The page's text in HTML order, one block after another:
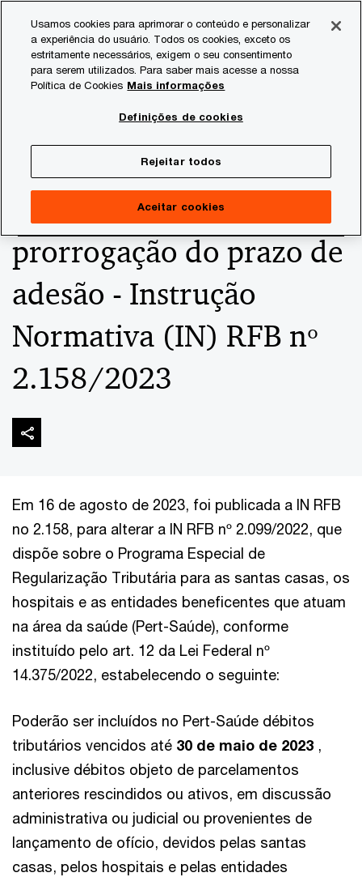
content
footer
Consultoria Tributária
PERT-Saúde - Alterações
- Data limite de débitos
parceláveis e
prorrogação do prazo de
adesão - Instrução
Normativa (IN) RFB nº
2.158/2023
Em 16 de agosto de 2023, foi publicada a IN RFB
no 2.158, para alterar a IN RFB nº 2.099/2022, que
dispõe sobre o Programa Especial de
Regularização Tributária para as santas casas, os
hospitais e as entidades beneficentes que atuam
na área da saúde (Pert-Saúde), conforme
instituído pelo art. 12 da Lei Federal nº
14.375/2022, estabelecendo o seguinte:
Poderão ser incluídos no Pert-Saúde débitos
tributários vencidos até 30 de maio de 2023 ,
inclusive débitos objeto de parcelamentos
anteriores rescindidos ou ativos, em discussão
administrativa ou judicial ou provenientes de
lançamento de ofício, devidos pelas santas
casas, pelos hospitais e pelas entidades
Usamos cookies para aprimorar o conteúdo e personalizar
a experiência do usuário. Todos os cookies, exceto os
estritamente necessários, exigem o seu consentimento
para serem utilizados. Para saber mais acesse a nossa
Política de Cookies Mais informações
Definições de cookies
Rejeitar todos
Aceitar cookies